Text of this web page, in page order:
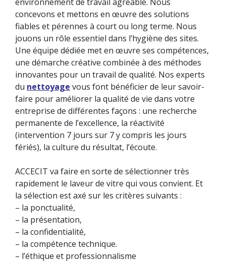
concevons et mettons en œuvre des solutions
fiables et pérennes à court ou long terme. Nous
jouons un rôle essentiel dans l’hygiène des sites.
Une équipe dédiée met en œuvre ses compétences,
une démarche créative combinée à des méthodes
innovantes pour un travail de qualité. Nos experts
du nettoyage vous font bénéficier de leur savoir-
faire pour améliorer la qualité de vie dans votre
entreprise de différentes façons : une recherche
permanente de l’excellence, la réactivité
(intervention 7 jours sur 7 y compris les jours
fériés), la culture du résultat, l’écoute.
ACCECIT va faire en sorte de sélectionner très
rapidement le laveur de vitre qui vous convient. Et
la sélection est axé sur les critères suivants :
– la ponctualité,
– la présentation,
– la confidentialité,
– la compétence technique.
– l’éthique et professionnalisme